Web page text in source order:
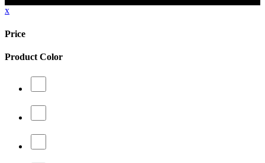
x
Price
Product Color